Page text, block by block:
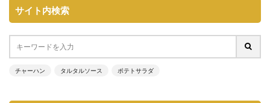
サイト内検索
チャーハン タルタルソース ポテトサラダ